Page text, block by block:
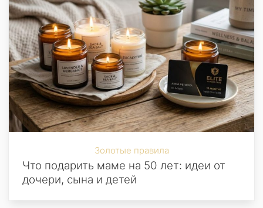
Золотые правила
Что подарить маме на 50 лет: идеи от
дочери, сына и детей